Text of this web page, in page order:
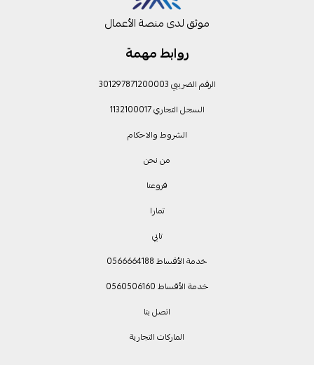
روابط مهمة
الرقم الضريبي 301297871200003
السجل التجاري 1132100017
الشروط والاحكام
من نحن
فروعنا
تمارا
تابي
خدمة الأقساط 0566664188
خدمة الأقساط 0560506160
اتصل بنا
الماركات التجارية
موثق لدى منصة الأعمال